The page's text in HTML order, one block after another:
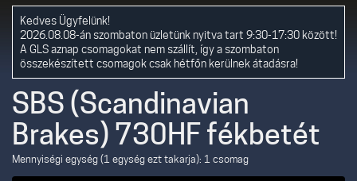
Kedves Ügyfelünk!
2026.08.08-án szombaton üzletünk nyitva tart 9:30-17:30 között!
A GLS aznap csomagokat nem szállít, így a szombaton
összekészített csomagok csak hétfőn kerülnek átadásra!
SBS (Scandinavian
Brakes) 730HF fékbetét
Mennyiségi egység (1 egység ezt takarja): 1 csomag